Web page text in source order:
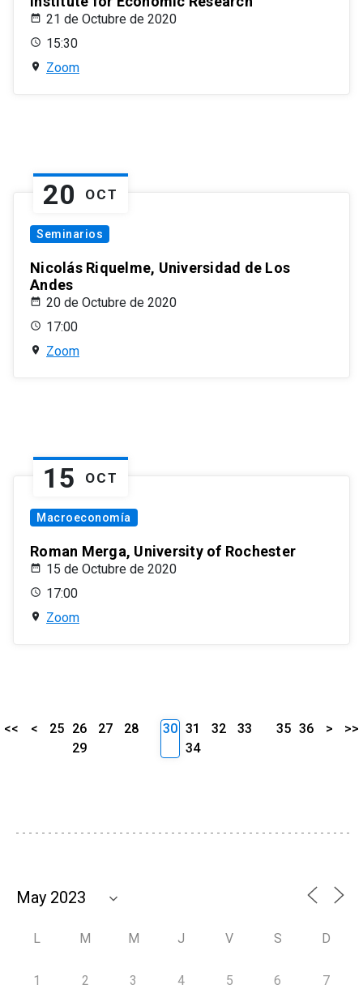
21 de Octubre de 2020
15:30
Zoom
20 OCT
Seminarios
Nicolás Riquelme, Universidad de Los
Andes
20 de Octubre de 2020
17:00
Zoom
15 OCT
Macroeconomía
Roman Merga, University of Rochester
15 de Octubre de 2020
17:00
Zoom
<< < 25 26 27
28
29
30 31 32
33
34
35 36 > >>
L M M J V S D
1 2 3 4 5 6 7